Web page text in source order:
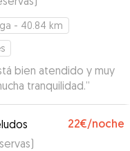
- 40.84 km
bien atendido y muy
tranquilidad.”
22€/noche
)